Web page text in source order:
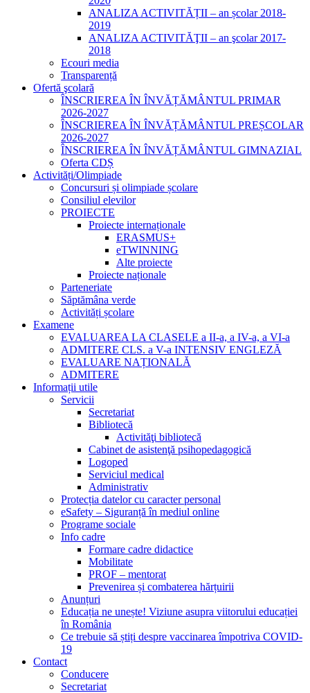
ANALIZA ACTIVITĂȚII – an școlar 2018-
2019
ANALIZA ACTIVITĂŢII – an şcolar 2017-
2018
Ecouri media
Transparență
Ofertă şcolară
ÎNSCRIEREA ÎN ÎNVĂȚĂMÂNTUL PRIMAR
2026-2027
ÎNSCRIEREA ÎN ÎNVĂȚĂMÂNTUL PREȘCOLAR
2026-2027
ÎNSCRIEREA ÎN ÎNVĂȚĂMÂNTUL GIMNAZIAL
Oferta CDȘ
Activități/Olimpiade
Concursuri și olimpiade școlare
Consiliul elevilor
PROIECTE
Proiecte internaționale
ERASMUS+
eTWINNING
Alte proiecte
Proiecte naționale
Parteneriate
Săptămâna verde
Activități școlare
Examene
EVALUAREA LA CLASELE a II-a, a IV-a, a VI-a
ADMITERE CLS. a V-a INTENSIV ENGLEZĂ
EVALUARE NAȚIONALĂ
ADMITERE
Informații utile
Servicii
Secretariat
Bibliotecă
Activităţi bibliotecă
Cabinet de asistenţă psihopedagogică
Logoped
Serviciul medical
Administrativ
Protecția datelor cu caracter personal
eSafety – Siguranță în mediul online
Programe sociale
Info cadre
Formare cadre didactice
Mobilitate
PROF – mentorat
Prevenirea și combaterea hărțuirii
Anunțuri
Educația ne unește! Viziune asupra viitorului educației
în România
Ce trebuie să știți despre vaccinarea împotriva COVID-
19
Contact
Conducere
Secretariat